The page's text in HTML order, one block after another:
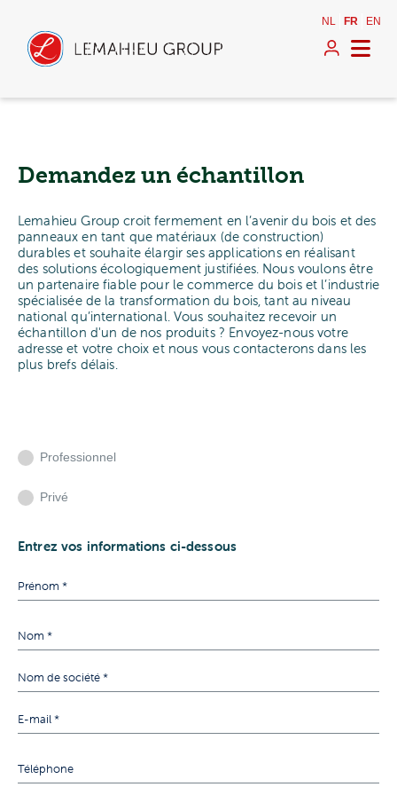
NL FR EN
Demandez un échantillon
Lemahieu Group croit fermement en l’avenir du bois et des
panneaux en tant que matériaux (de construction)
durables et souhaite élargir ses applications en réalisant
des solutions écologiquement justifiées. Nous voulons être
un partenaire fiable pour le commerce du bois et l’industrie
spécialisée de la transformation du bois, tant au niveau
national qu’international. Vous souhaitez recevoir un
échantillon d'un de nos produits ? Envoyez-nous votre
adresse et votre choix et nous vous contacterons dans les
plus brefs délais.
Professionnel
Privé
Entrez vos informations ci-dessous